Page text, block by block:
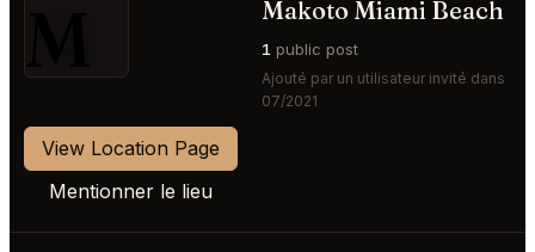
Makoto Miami Beach
1 public post
Ajouté par un utilisateur invité dans
07/2021
View Location Page
Mentionner le lieu